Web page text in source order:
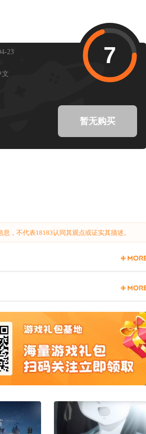
23
文
7
暂无购买
，不代表18183认同其观点或证实其描述。